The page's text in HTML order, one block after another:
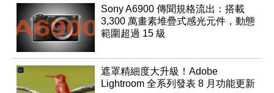
Sony A6900 傳聞規格流出：搭載
3,300 萬畫素堆疊式感光元件，動態
範圍超過 15 級
遮罩精細度大升級！Adobe
Lightroom 全系列發表 8 月功能更新